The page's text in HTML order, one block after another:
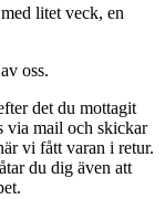
litet veck, en
oss.
det du mottagit
via mail och skickar
vi fått varan i retur.
du dig även att